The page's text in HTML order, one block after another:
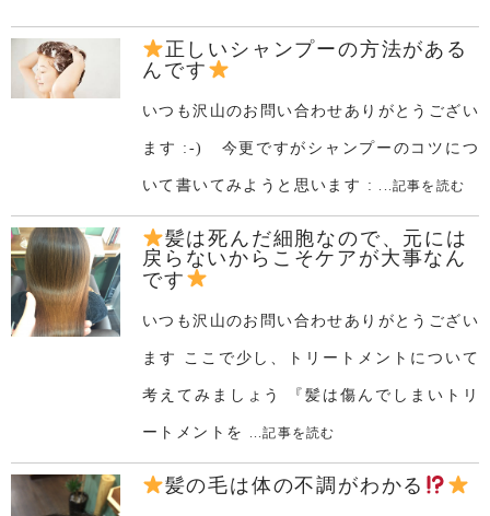
正しいシャンプーの方法がある
んです
いつも沢山のお問い合わせありがとうござい
ます :-) 今更ですがシャンプーのコツにつ
いて書いてみようと思います : ...記事を読む
髪は死んだ細胞なので、元には
戻らないからこそケアが大事なん
です
いつも沢山のお問い合わせありがとうござい
ます ここで少し、トリートメントについて
考えてみましょう 『髪は傷んでしまいトリ
ートメントを ...記事を読む
髪の毛は体の不調がわかる